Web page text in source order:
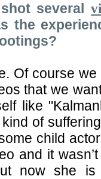
shot several
the
Of course
that we
like
of
child
and it
now she